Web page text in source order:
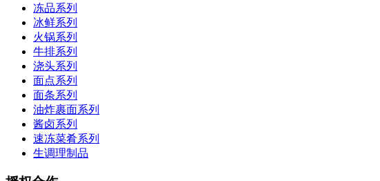
冻品系列
冰鲜系列
火锅系列
牛排系列
浇头系列
面点系列
面条系列
油炸裹面系列
酱卤系列
速冻菜肴系列
生调理制品